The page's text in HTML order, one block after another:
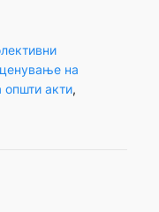
на
општи акти